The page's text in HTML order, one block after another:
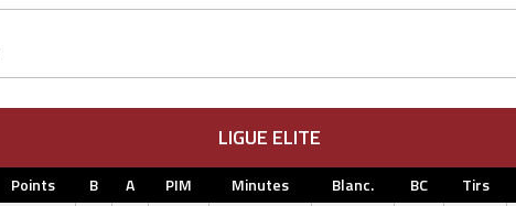
LIGUE ELITE
Points B A PIM Minutes Blanc. BC Tirs